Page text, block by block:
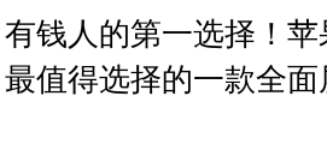
有钱人的第一选择！
最值得选择的一款全面